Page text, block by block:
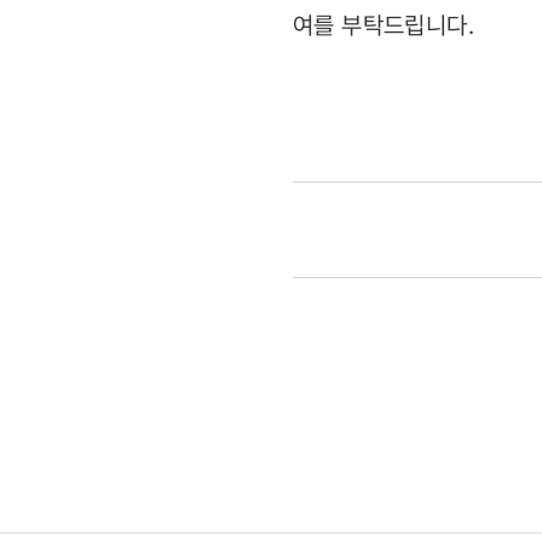
여를 부탁드립니다.